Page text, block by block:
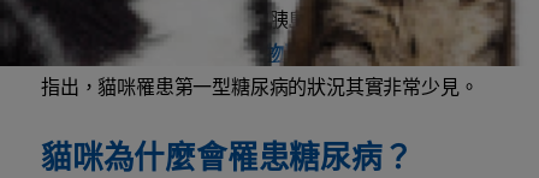
低，代表需要比平常更多的胰島素，才能幫助身體正常
利用葡萄糖，根據
VCA 動物醫院 (VCA Hospitals)
指出，貓咪罹患第一型糖尿病的狀況其實非常少見。
貓咪為什麼會罹患糖尿病？